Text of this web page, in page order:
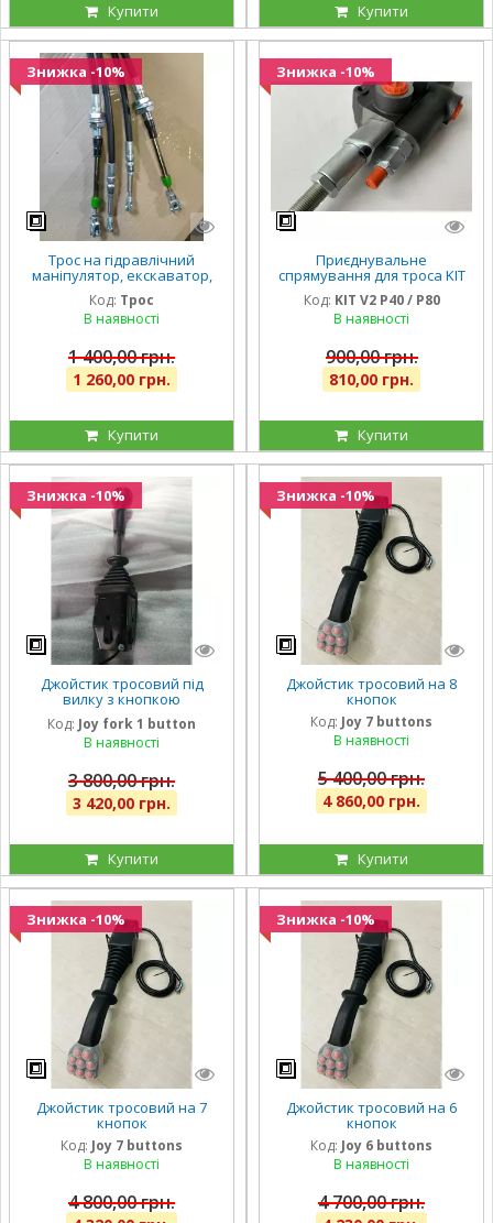
Купити Купити
Знижка -10%
Трос на гідравлічний
маніпулятор, екскаватор,
трактор, навантажувач,
автобус, трос зчеплення
Код: Трос
В наявності
1 400,00 грн.
1 260,00 грн.
Купити
Знижка -10%
Приєднувальне
спрямування для троса KIT
V2 P40/P80 ( connection kit
монтажний комплект)
Код: KIT V2 P40 / P80
В наявності
900,00 грн.
810,00 грн.
Купити
Знижка -10%
Джойстик тросовий під
вилку з кнопкою
(виделковий тросовий
джойстик)
Код: Joy fork 1 button
В наявності
3 800,00 грн.
3 420,00 грн.
Купити
Знижка -10%
Джойстик тросовий на 8
кнопок
Код: Joy 7 buttons
В наявності
5 400,00 грн.
4 860,00 грн.
Купити
Знижка -10%
Джойстик тросовий на 7
кнопок
Код: Joy 7 buttons
В наявності
4 800,00 грн.
Знижка -10%
Джойстик тросовий на 6
кнопок
Код: Joy 6 buttons
В наявності
4 700,00 грн.